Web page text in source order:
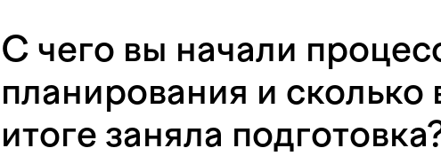
С чего вы начали
планирования и сколько
итоге заняла